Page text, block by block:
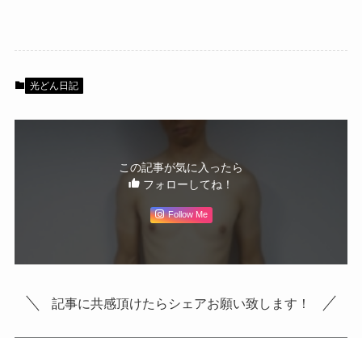
光どん日記
この記事が気に入ったら
フォローしてね！
Follow Me
記事に共感頂けたらシェアお願い致します！